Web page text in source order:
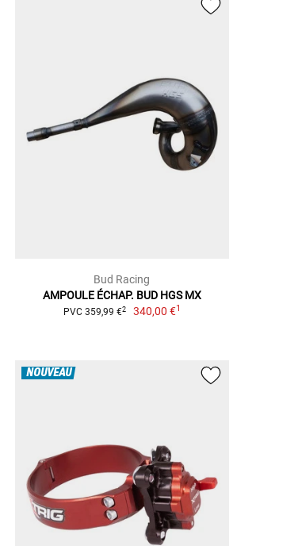
Bud Racing
AMPOULE ÉCHAP. BUD HGS MX
PVC 359,99 €2 340,00 €1
NOUVEAU